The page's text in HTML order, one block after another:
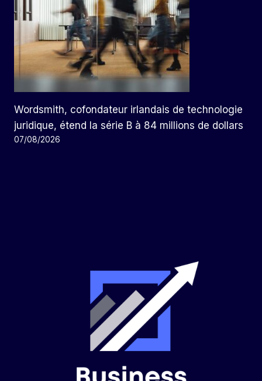
Wordsmith, cofondateur irlandais de technologie
juridique, étend la série B à 84 millions de dollars
07/08/2026